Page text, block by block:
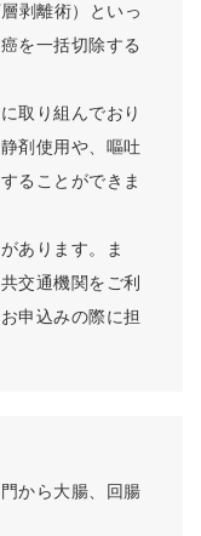
剥離術）といっ
を一括切除する
取り組んでおり
剤使用や、嘔吐
ることができま
あります。ま
交通機関をご利
申込みの際に担
から大腸、回腸